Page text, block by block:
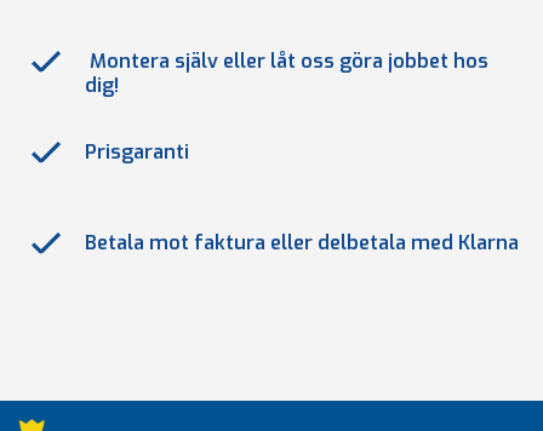
Montera själv eller låt oss göra jobbet hos
dig!
Prisgaranti
Betala mot faktura eller delbetala med Klarna